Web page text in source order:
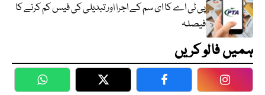
پی ٹی اے کا ای سم کے اجرا اور تبدیلی کی فیس کم کرنے کا
فیصلہ
ہمیں فالو کریں
WhatsApp Twitter Facebook